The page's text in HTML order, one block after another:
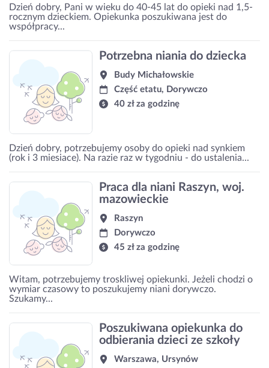
Dzień dobry, Pani w wieku do 40-45 lat do opieki nad 1,5-
rocznym dzieckiem. Opiekunka poszukiwana jest do
współpracy...
Potrzebna niania do dziecka
Budy Michałowskie
Część etatu, Dorywczo
40 zł za godzinę
Dzień dobry, potrzebujemy osoby do opieki nad synkiem
(rok i 3 miesiace). Na razie raz w tygodniu - do ustalenia...
Praca dla niani Raszyn, woj.
mazowieckie
Raszyn
Dorywczo
45 zł za godzinę
Witam, potrzebujemy troskliwej opiekunki. Jeżeli chodzi o
wymiar czasowy to poszukujemy niani dorywczo.
Szukamy...
Poszukiwana opiekunka do
odbierania dzieci ze szkoły
Warszawa, Ursynów